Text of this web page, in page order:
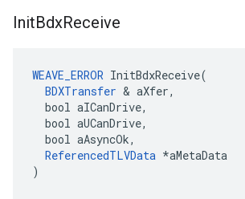
InitBdxReceive
WEAVE_ERROR InitBdxReceive(
BDXTransfer & aXfer,
bool aICanDrive,
bool aUCanDrive,
bool aAsyncOk,
ReferencedTLVData *aMetaData
)